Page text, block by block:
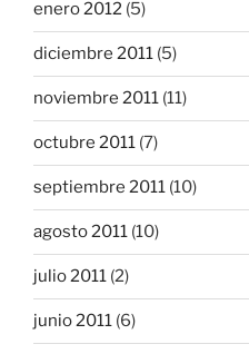
enero 2012 (5)
diciembre 2011 (5)
noviembre 2011 (11)
octubre 2011 (7)
septiembre 2011 (10)
agosto 2011 (10)
julio 2011 (2)
junio 2011 (6)